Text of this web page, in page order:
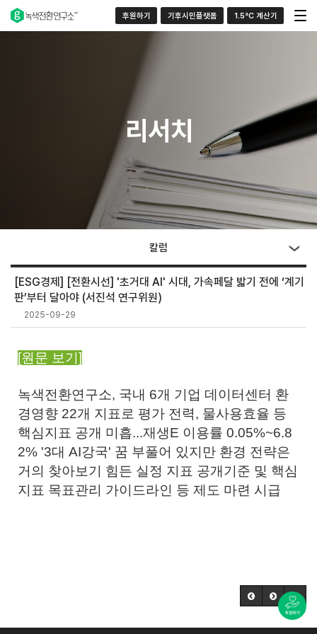
후원하기 기후시민플랫폼 1.5°C 계산기
리서치
칼럼
[ESG경제] [전환시선] '초거대 AI' 시대, 가속페달 밟기 전에 ‘계기
판’부터 달아야 (서진석 연구위원)
2025-09-29
[원문 보기]
녹색전환연구소, 국내 6개 기업 데이터센터 환
경영향 22개 지표로 평가 전력, 물사용효율 등
핵심지표 공개 미흡...재생E 이용률 0.05%~6.8
2% '3대 AI강국' 꿈 부풀어 있지만 환경 전략은
거의 찾아보기 힘든 실정 지표 공개기준 및 핵심
지표 목표관리 가이드라인 등 제도 마련 시급